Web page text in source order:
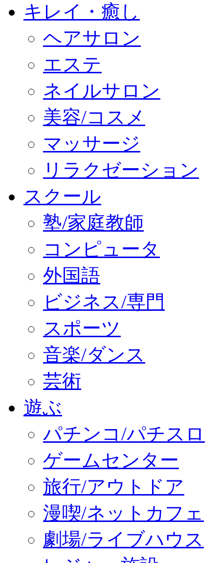
キレイ・癒し
ヘアサロン
エステ
ネイルサロン
美容/コスメ
マッサージ
リラクゼーション
スクール
塾/家庭教師
コンピュータ
外国語
ビジネス/専門
スポーツ
音楽/ダンス
芸術
遊ぶ
パチンコ/パチスロ
ゲームセンター
旅行/アウトドア
漫喫/ネットカフェ
劇場/ライブハウス